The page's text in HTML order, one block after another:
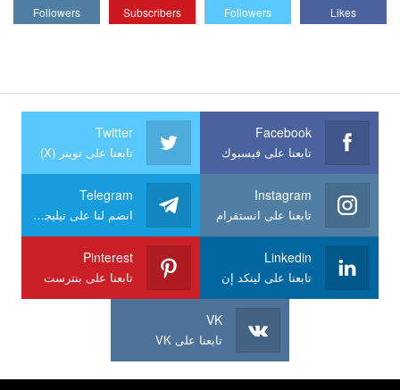
Likes
Followers
Subscribers
Followers
Facebook
تابعنا على فيسبوك
Twitter
تابعنا على تويتر (X)
Instagram
تابعنا على انستقرام
Telegram
انضم لنا على تيليجرام
Linkedin
تابعنا على لينكد إن
Pinterest
تابعنا على بنترست
VK
تابعنا على VK